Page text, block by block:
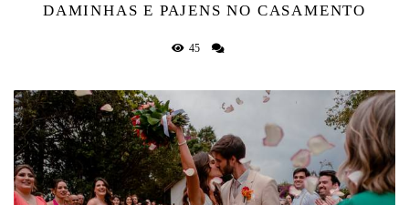
DAMINHAS E PAJENS NO CASAMENTO
45